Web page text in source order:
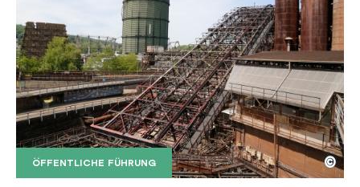
ÖFFENTLICHE FÜHRUNG
Der Erzschrägaufzug der Völklinger Hütte mit
Copyright: Weltkulturerbe Völklinger Hütte | Karl
©